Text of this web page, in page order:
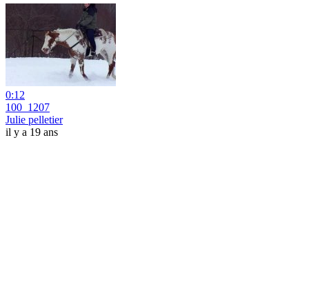
0:12
100_1207
Julie pelletier
il y a 19 ans